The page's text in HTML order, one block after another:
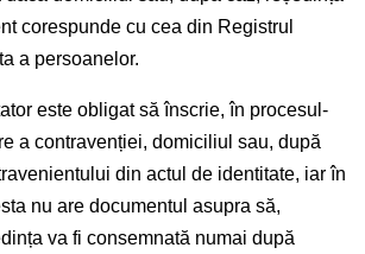
corespunde cu cea din Registrul
a persoanelor.
este obligat să înscrie, în procesul-
a contravenției, domiciliul sau, după
din actul de identitate, iar în
nu are documentul asupra să,
va fi consemnată numai după